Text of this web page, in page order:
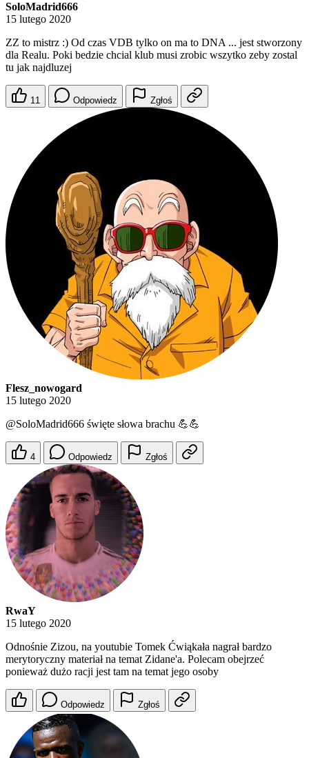
SoloMadrid666
15 lutego 2020
ZZ to mistrz :) Od czas VDB tylko on ma to DNA ... jest stworzony
dla Realu. Poki bedzie chcial klub musi zrobic wszytko zeby zostal
tu jak najdluzej
11 Odpowiedz Zgłoś
Flesz_nowogard
15 lutego 2020
@SoloMadrid666 święte słowa brachu 💪💪
4 Odpowiedz Zgłoś
RwaY
15 lutego 2020
Odnośnie Zizou, na youtubie Tomek Ćwiąkała nagrał bardzo
merytoryczny materiał na temat Zidane'a. Polecam obejrzeć
ponieważ dużo racji jest tam na temat jego osoby
Odpowiedz Zgłoś